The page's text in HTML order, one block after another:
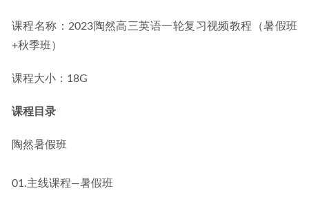
课程名称：2023陶然高三英语一轮复习视频教程（暑假班
+秋季班）
课程大小：18G
课程目录
陶然暑假班
01.主线课程—暑假班